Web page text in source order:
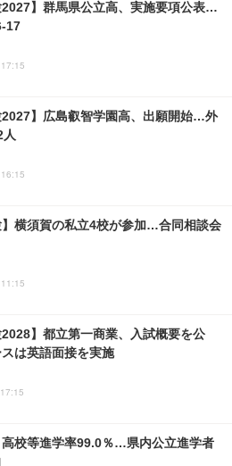
2027】群馬県公立高、実施要項公表…
17
2027】広島叡智学園高、出願開始…外
】横須賀の私立4校が参加…合同相談会
2028】都立第一商業、入試概要を公
は英語面接を実施
校等進学率99.0％…県内公立進学者